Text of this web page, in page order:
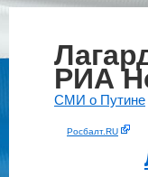
РИА
СМИ о Путине
Росбалт.RU